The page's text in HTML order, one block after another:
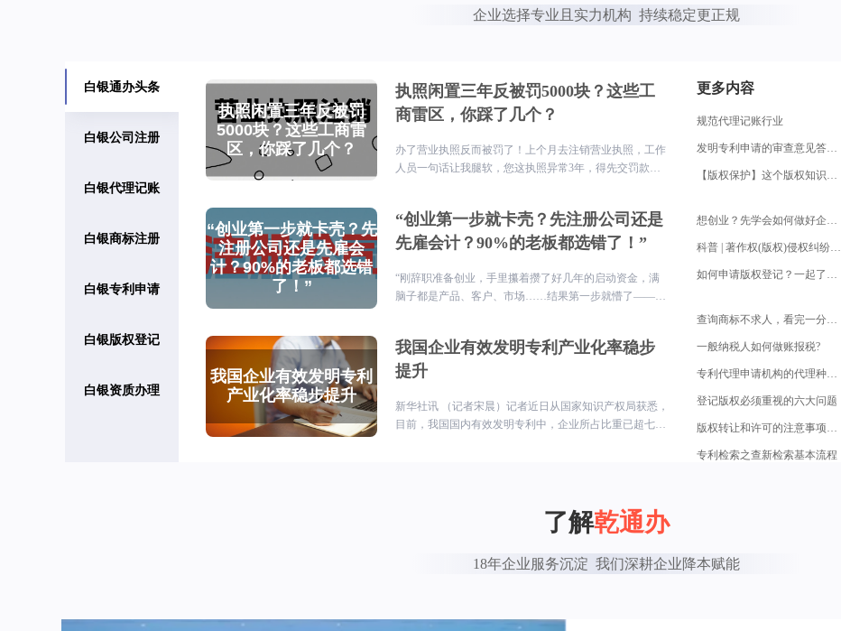
企业选择专业且实力机构  持续稳定更正规
白银通办头条
白银公司注册
白银代理记账
白银商标注册
白银专利申请
白银版权登记
白银资质办理
执照闲置三年反被罚5000块？这些工
商雷区，你踩了几个？
办了营业执照反而被罚了！上个月去注销营业执照，工作
人员一句话让我腿软，您这执照异常3年，得先交罚款！
“创业第一步就卡壳？先注册公司还是
先雇会计？90%的老板都选错了！”
“刚辞职准备创业，手里攥着攒了好几年的启动资金，满
脑子都是产品、客户、市场……结果第一步就懵了——公
我国企业有效发明专利产业化率稳步
提升
新华社讯 （记者宋晨）记者近日从国家知识产权局获悉，
目前，我国国内有效发明专利中，企业所占比重已超七
更多内容
规范代理记账行业
发明专利申请的审查意见答复技巧
【版权保护】这个版权知识与你相关，一定要知道！
想创业？先学会如何做好企业知识产权保护
科普 | 著作权(版权)侵权纠纷，如何取证以及赔偿标准
如何申请版权登记？一起了解申请版权登记那些事儿
查询商标不求人，看完一分钟后你就会了
一般纳税人如何做账报税?
专利代理申请机构的代理种类？
登记版权必须重视的六大问题
版权转让和许可的注意事项：如何做好版权的交易和合作
专利检索之查新检索基本流程
了解乾通办
18年企业服务沉淀  我们深耕企业降本赋能